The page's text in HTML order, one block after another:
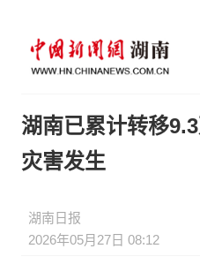
湖南已累计转移
灾害发生
湖南日报
2026年05月27日 08:12